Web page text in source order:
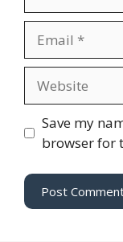
Save my
browser for